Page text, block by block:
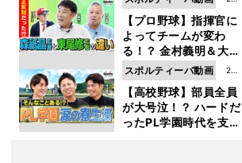
契約より720円割引）
けた選手
【プロ野球】指揮官に
よってチームが変わ
る！？ 金村義明＆大塚
光二が語る歴代監督エ
ピソード
6.0
6更
【高校野球】部員全員
が大号泣！？ ハードだ
ったPL学園時代を支え
202
6.0
8.0
6更
スポルティーバ動画